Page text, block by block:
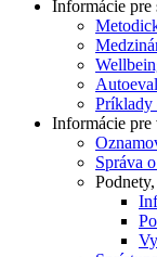
Informácie pre
Príklady
Informácie pre
Správa